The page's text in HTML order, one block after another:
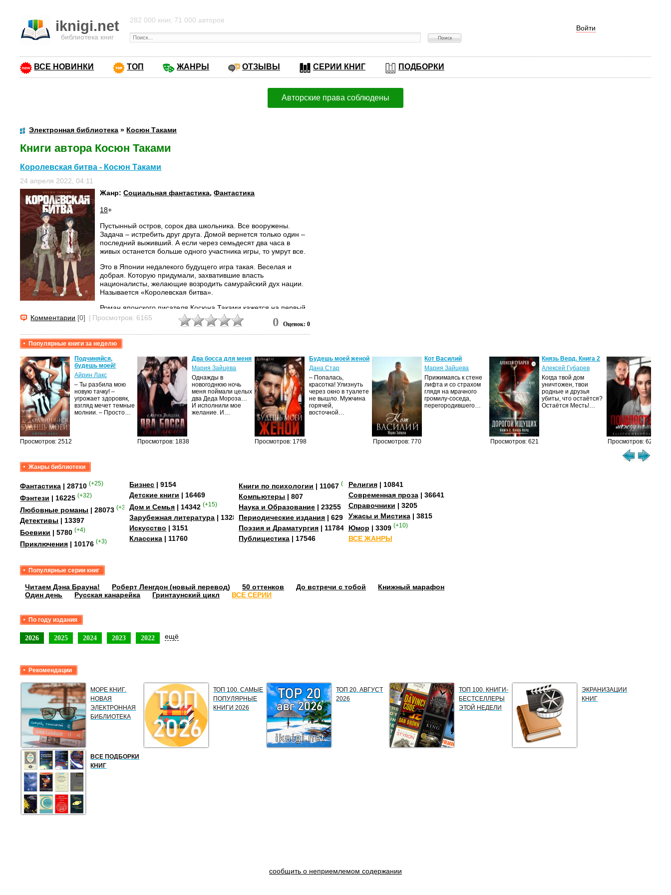
iknigi.net
библиотека книг
Войти
282 000 книг, 71 000 авторов
ВСЕ НОВИНКИ ТОП ЖАНРЫ ОТЗЫВЫ СЕРИИ КНИГ ПОДБОРКИ
Авторские права соблюдены
Электронная библиотека » Косюн Таками
Книги автора Косюн Таками
Королевская битва - Косюн Таками
24 апреля 2022, 04:11
Жанр:Социальная фантастика,Фантастика
18+
Пустынный остров, сорок два школьника. Все вооружены.
Задача – истребить друг друга. Домой вернется только один –
последний выживший. А если через семьдесят два часа в
живых останется больше одного участника игры, то умрут все.
Это в Японии недалекого будущего игра такая. Веселая и
добрая. Которую придумали, захватившие власть
националисты, желающие возродить самурайский дух нации.
Называется «Королевская битва».
Роман японского писателя Косюна Таками кажется на первый
взгляд очень жестоким. Как, собственно, и скандально
известный одноименный фильм режиссера Фукасаку,
вызвавший волну негодования у чиновников Министерства
образования Японии и запрещенный к показу в Америке. Но
это только на первый взгляд. Потому что, по сути,
«Королевская битва», пропитанная духом войны, призвана
показать, что есть жестокость, бессмысленность и
беспощадность. Безусловная заслуга Таками в том, что он, в
отличие от многих, не поет осанну насилию и «крутым
парням». Он показывает, насколько эта реальность...
Комментарии [0] | Просмотров: 6165 0 Оценок: 0
Популярные книги за неделю
Просмотров: 2512
Подчиняйся,
будешь моей!
Айрин Лакс
– Ты разбила мою
новую тачку! –
угрожает здоровяк,
взгляд мечет темные
молнии. – Просто…
Просмотров: 1838
Два босса для меня
Мария Зайцева
Однажды в
новогоднюю ночь
меня поймали целых
два Деда Мороза…
И исполнили мое
желание. И…
Просмотров: 1798
Будешь моей женой
Дана Стар
– Попалась,
красотка! Улизнуть
через окно в туалете
не вышло. Мужчина
горячей,
восточной…
Просмотров: 770
Кот Василий
Мария Зайцева
Прижимаясь к стене
лифта и со страхом
глядя на мрачного
громилу-соседа,
перегородившего…
Просмотров: 621
Князь Верд. Книга 2
Алексей Губарев
Когда твой дом
уничтожен, твои
родные и друзья
убиты, что остаётся?
Остаётся Месть!…
Просмотров: 620
Жанры библиотеки
Фантастика | 28710 (+25)
Фэнтези | 16225 (+32)
Любовные романы | 28073 (+349)
Детективы | 13397
Боевики | 5780 (+4)
Приключения | 10176 (+3)
Бизнес | 9154
Детские книги | 16469
Дом и Семья | 14342 (+15)
Зарубежная литература | 13284
Искусство | 3151
Классика | 11760
Книги по психологии | 11067 (+4)
Компьютеры | 807
Наука и Образование | 23255
Периодические издания | 629
Поэзия и Драматургия | 11784
Публицистика | 17546
Религия| 10841
Современная проза| 36641
Справочники | 3205
Ужасы и Мистика| 3815
Юмор | 3309 (+10)
ВСЕ ЖАНРЫ
Популярные серии книг
Читаем Дэна Брауна! Роберт Ленгдон (новый перевод) 50 оттенков До встречи с тобой
Книжный марафон
Один день
Русская канарейка Гринтаунский цикл ВСЕ СЕРИИ
По году издания
2026 2025 2024 2023 2022 ещё
Рекомендации
МОРЕ КНИГ.
НОВАЯ
ЭЛЕКТРОННАЯ
БИБЛИОТЕКА
ТОП 100. САМЫЕ
ПОПУЛЯРНЫЕ
КНИГИ 2026
ТОП 20. АВГУСТ
2026
ТОП 100. КНИГИ-
БЕСТСЕЛЛЕРЫ
ЭТОЙ НЕДЕЛИ
ЭКРАНИЗАЦИИ
КНИГ
ВСЕ ПОДБОРКИ
КНИГ
сообщить о неприемлемом содержании